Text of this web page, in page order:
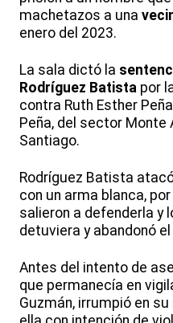
machetazos a una
enero del 2023.
La sala dictó la
Rodríguez Batista por
contra Ruth Esther
Peña, del sector Monte
Santiago.
Rodríguez Batista
con un arma blanca,
salieron a defenderla y
detuviera y abandonó el
Antes del intento de
que permanecía en
Guzmán, irrumpió en